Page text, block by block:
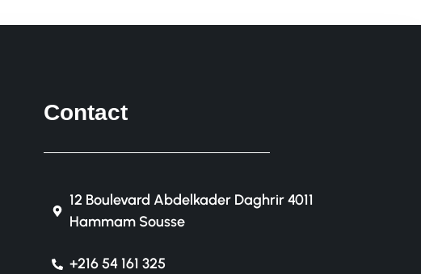
Contact
12 Boulevard Abdelkader Daghrir 4011
Hammam Sousse
+216 54 161 325